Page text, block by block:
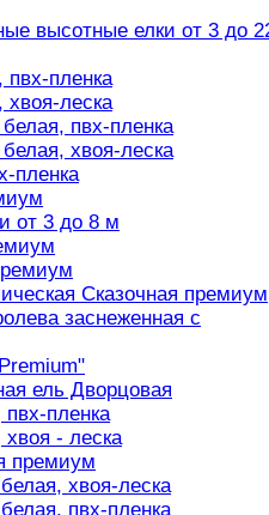
высотные елки от 3 до
пвх-пленка
хвоя-леска
пвх-пленка
хвоя-леска
пленка
от 3 до 8 м
Сказочная премиум
заснеженная с
ель Дворцовая
пвх-пленка
хвоя - леска
премиум
хвоя-леска
пвх-пленка